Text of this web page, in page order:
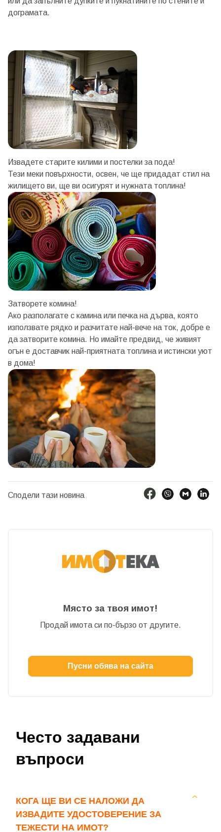
Парола
дограмата.
Извадете старите килими и постелки за пода!
Тези меки повърхности, освен, че ще придадат стил на
жилището ви, ще ви осигурят и нужната топлина!
Затворете комина!
Ако разполагате с камина или печка на дърва, която
използвате рядко и разчитате най-вече на ток, добре е
да затворите комина. Но имайте предвид, че живият
огън е доставчик най-приятната топлина и истински уют
в дома!
Сподели тази новина
Място за твоя имот!
Продай имота си по-бързо от другите.
Пусни обява на сайта
Често задавани
въпроси
КОГА ЩЕ ВИ СЕ НАЛОЖИ ДА
ИЗВАДИТЕ УДОСТОВЕРЕНИЕ ЗА
ТЕЖЕСТИ НА ИМОТ?